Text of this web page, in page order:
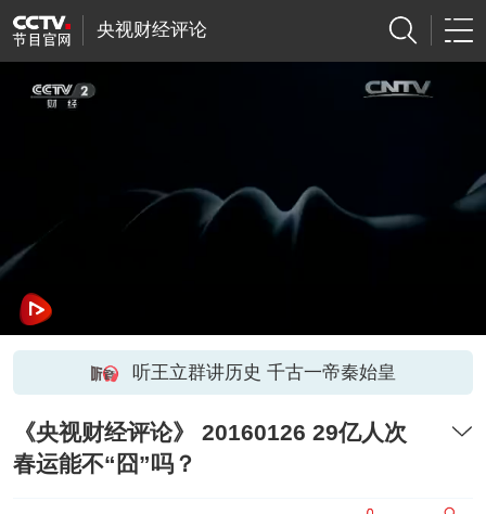
央视财经评论
听王立群讲历史 千古一帝秦始皇
《央视财经评论》 20160126 29亿人次
春运能不“囧”吗？